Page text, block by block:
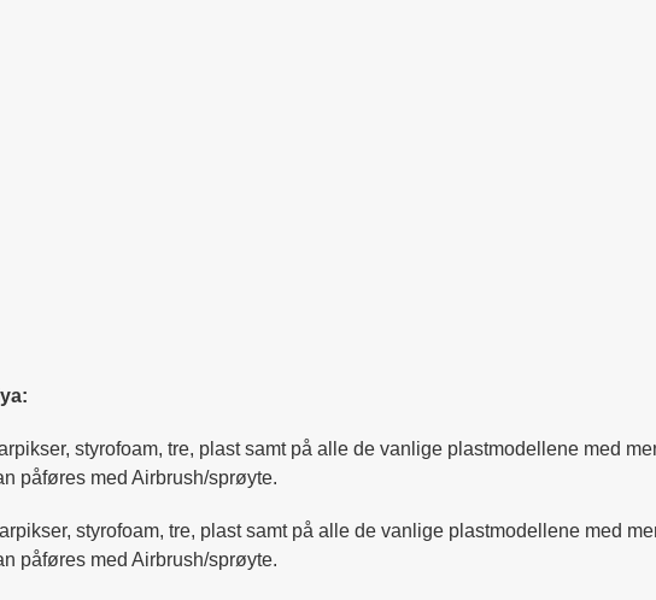
styrofoam, tre, plast samt på alle de vanlige plastmodellene med
påføres med Airbrush/sprøyte.
styrofoam, tre, plast samt på alle de vanlige plastmodellene med
påføres med Airbrush/sprøyte.